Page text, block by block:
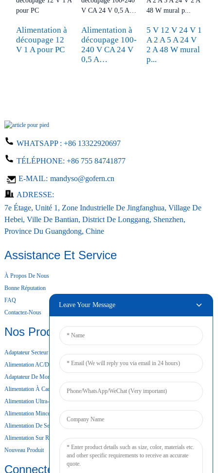
Alimentation à
découpage 12
V 1 A pour PC
Alimentation à
découpage 100-
240 V CA 24 V
0,5 A…
5 V 12 V 24 V 1
A 2 A 5 A 24 V
2 A 48 W mural
p...
WHATSAPP : +86 13322920697
TÉLÉPHONE: +86 755 84741877
E-MAIL: mandyso@gofern.cn
ADRESSE:
7e Étage, Unité 1, Zone Industrielle De Jingfanghua, Village De
Hebei, Ville De Bantian, District De Longgang, Shenzhen,
Province Du Guangdong, Chine
Assistance Et Service
À Propos De Nous
Bonne Réputation
FAQ
Contactez-Nous
Nos Produits
Adaptateur Secteur De Bureau
Alimentation AC/DC
Adaptateur De Montage Mural
Alimentation À Cadre Ouvert
Alimentation Ultra-Mince
Alimentation Mince
Alimentation De Secours Par Batterie
Alimentation Sur Rail DIN
Nouveau Produit
Connecter
Leave Your Message